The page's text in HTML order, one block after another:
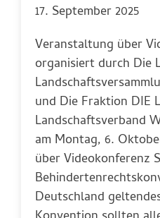
17. September 2025
Veranstaltung über
organisiert durch Die
und Die Fraktion DIE
Landschaftsverband
am Montag, 6.
über Videokonferenz
Deutschland